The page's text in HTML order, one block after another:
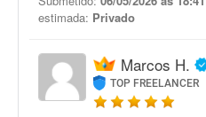
estimada: Privado
Marcos H.
TOP FREELANCER